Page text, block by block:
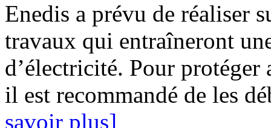
Enedis a prévu de réaliser
travaux qui entraîneront
d’électricité. Pour protéger
il est recommandé de les
savoir plus]